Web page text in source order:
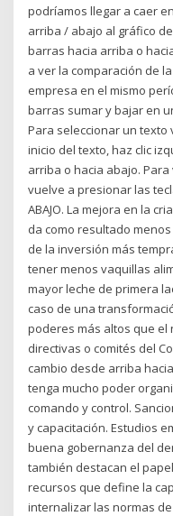
podríamos llegar a caer
arriba / abajo al gráfico
barras hacia arriba o
a ver la comparación de
empresa en el mismo
barras sumar y bajar en
Para seleccionar un texto
inicio del texto, haz clic
arriba o hacia abajo.
vuelve a presionar las
ABAJO. La mejora en la
da como resultado
de la inversión más
tener menos vaquillas
mayor leche de primera
caso de una
poderes más altos que el
directivas o comités del
cambio desde arriba
tenga mucho poder
comando y control.
y capacitación. Estudios
buena gobernanza del
también destacan el
recursos que define la
internalizar las normas